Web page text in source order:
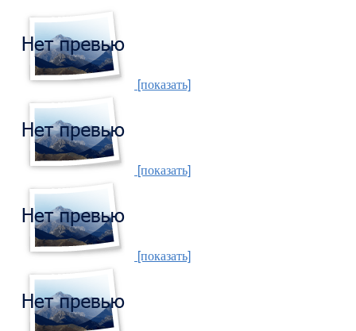
[показать]
[показать]
[показать]